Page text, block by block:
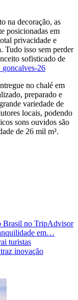
na decoração, as
posicionadas em
privacidade e
Tudo isso sem perder
sofisticado de
no chalé em
preparado e
variedade de
locais, podendo
sons ouvidos são
de 26 mil m².
Brasil no TripAdvisor
em…
turistas
inovação